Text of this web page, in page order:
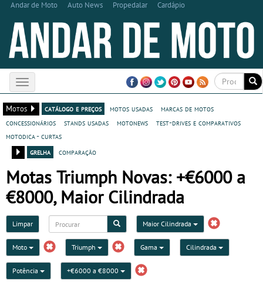
Andar de Moto Auto News Propedalar Cardápio
Toggle
navigation
Motos
catálogo e preços motos usadas
marcas de motos
concessionários
stands usadas motonews
test-drives e comparativos
motodica - curtas
grelha
comparação
Motas Triumph Novas: +€6000 a
€8000, Maior Cilindrada
Limpar Maior Cilindrada
Moto Triumph Gama Cilindrada
Potência +€6000 a €8000